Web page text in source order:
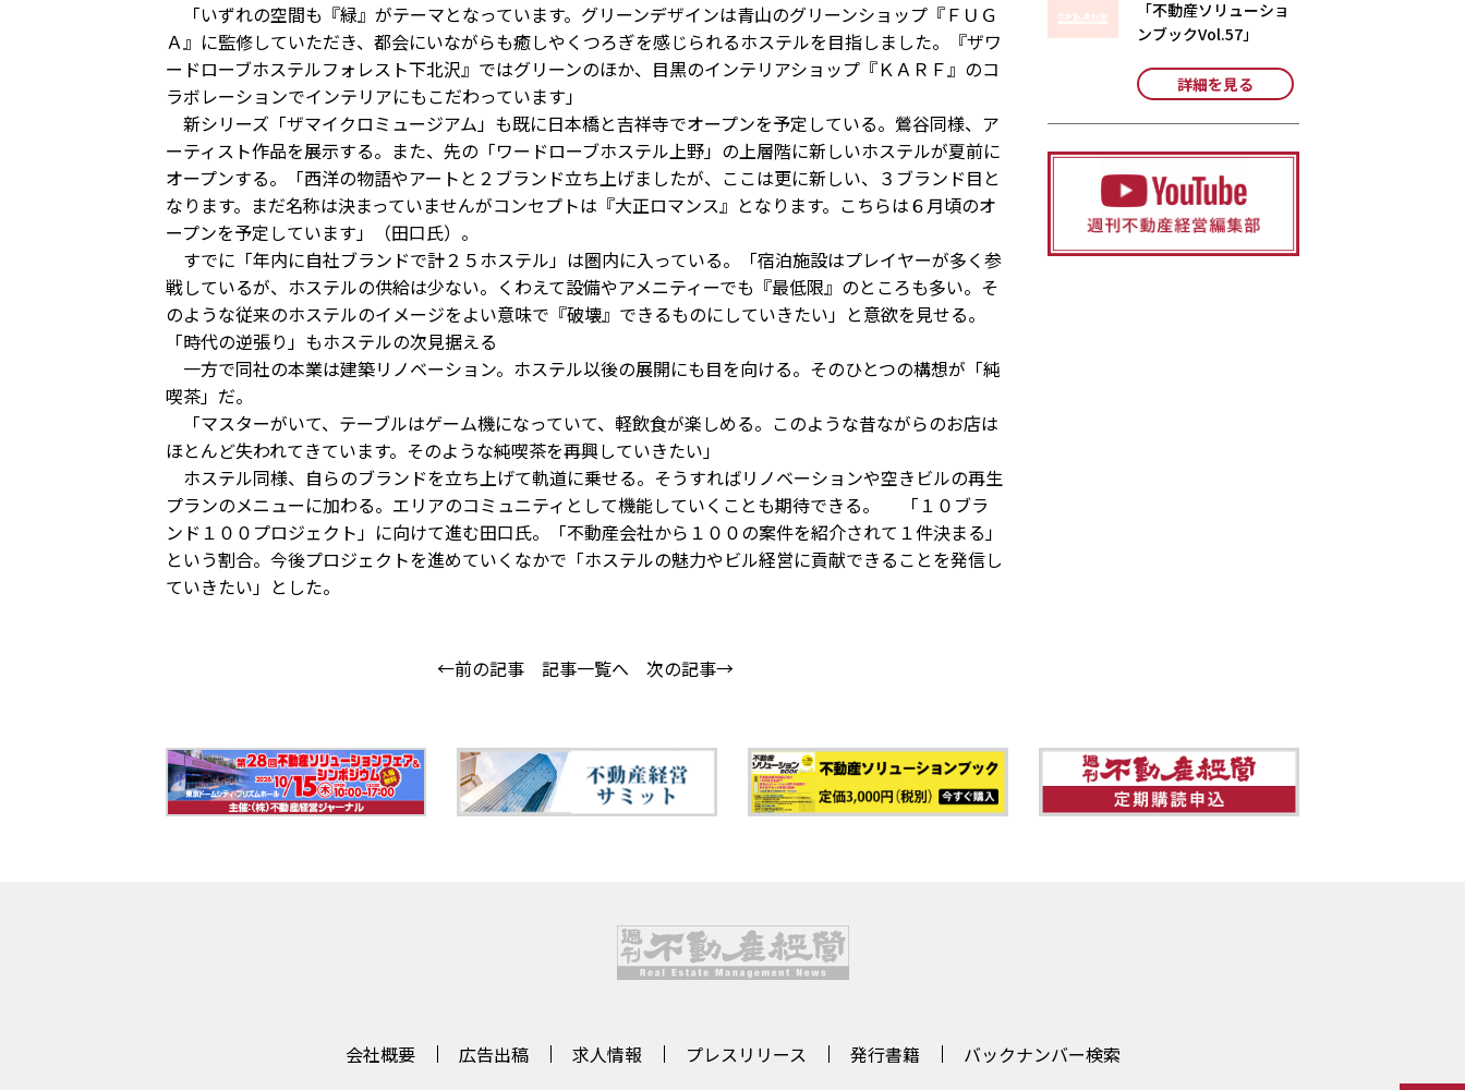
「いずれの空間も『緑』がテーマとなっています。グリーンデザインは青山のグリーンショップ『ＦＵＧ
Ａ』に監修していただき、都会にいながらも癒しやくつろぎを感じられるホステルを目指しました。『ザワ
ードローブホステルフォレスト下北沢』ではグリーンのほか、目黒のインテリアショップ『ＫＡＲＦ』のコ
ラボレーションでインテリアにもこだわっています」
新シリーズ「ザマイクロミュージアム」も既に日本橋と吉祥寺でオープンを予定している。鶯谷同様、ア
ーティスト作品を展示する。また、先の「ワードローブホステル上野」の上層階に新しいホステルが夏前に
オープンする。「西洋の物語やアートと２ブランド立ち上げましたが、ここは更に新しい、３ブランド目と
なります。まだ名称は決まっていませんがコンセプトは『大正ロマンス』となります。こちらは６月頃のオ
ープンを予定しています」（田口氏）。
すでに「年内に自社ブランドで計２５ホステル」は圏内に入っている。「宿泊施設はプレイヤーが多く参
戦しているが、ホステルの供給は少ない。くわえて設備やアメニティーでも『最低限』のところも多い。そ
のような従来のホステルのイメージをよい意味で『破壊』できるものにしていきたい」と意欲を見せる。
「時代の逆張り」もホステルの次見据える
一方で同社の本業は建築リノベーション。ホステル以後の展開にも目を向ける。そのひとつの構想が「純
喫茶」だ。
「マスターがいて、テーブルはゲーム機になっていて、軽飲食が楽しめる。このような昔ながらのお店は
ほとんど失われてきています。そのような純喫茶を再興していきたい」
ホステル同様、自らのブランドを立ち上げて軌道に乗せる。そうすればリノベーションや空きビルの再生
プランのメニューに加わる。エリアのコミュニティとして機能していくことも期待できる。 「１０ブラ
ンド１００プロジェクト」に向けて進む田口氏。「不動産会社から１００の案件を紹介されて１件決まる」
という割合。今後プロジェクトを進めていくなかで「ホステルの魅力やビル経営に貢献できることを発信し
ていきたい」とした。
←前の記事 記事一覧へ 次の記事→
「不動産ソリューショ
ンブックVol.57」
詳細を見る
会社概要 広告出稿 求人情報 プレスリリース 発行書籍 バックナンバー検索